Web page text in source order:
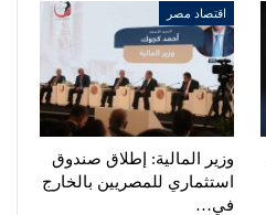
اقتصاد مصر
وزير المالية: إطلاق صندوق
استثماري للمصريين بالخارج
في…